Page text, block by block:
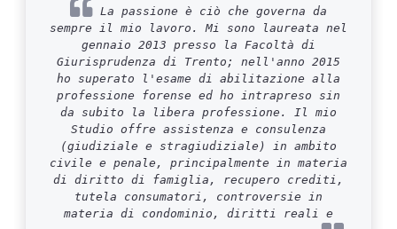
La passione è ciò che governa da
sempre il mio lavoro. Mi sono laureata nel
gennaio 2013 presso la Facoltà di
Giurisprudenza di Trento; nell'anno 2015
ho superato l'esame di abilitazione alla
professione forense ed ho intrapreso sin
da subito la libera professione. Il mio
Studio offre assistenza e consulenza
(giudiziale e stragiudiziale) in ambito
civile e penale, principalmente in materia
di diritto di famiglia, recupero crediti,
tutela consumatori, controversie in
materia di condominio, diritti reali e